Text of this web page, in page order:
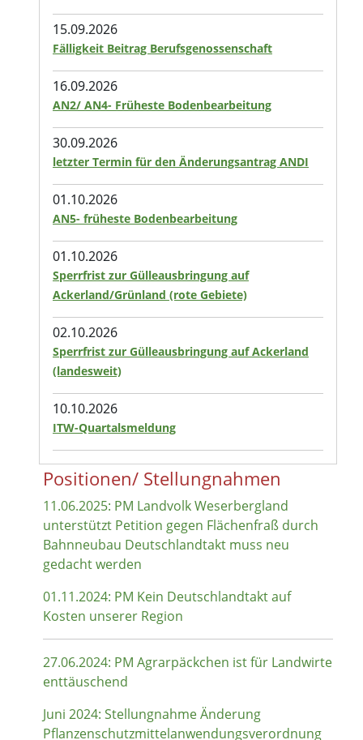
15.09.2026
Fälligkeit Beitrag Berufsgenossenschaft
16.09.2026
AN2/ AN4- Früheste Bodenbearbeitung
30.09.2026
letzter Termin für den Änderungsantrag ANDI
01.10.2026
AN5- früheste Bodenbearbeitung
01.10.2026
Sperrfrist zur Gülleausbringung auf
Ackerland/Grünland (rote Gebiete)
02.10.2026
Sperrfrist zur Gülleausbringung auf Ackerland
(landesweit)
10.10.2026
ITW-Quartalsmeldung
Positionen/ Stellungnahmen
11.06.2025: PM Landvolk Weserbergland
unterstützt Petition gegen Flächenfraß durch
Bahnneubau Deutschlandtakt muss neu
gedacht werden
01.11.2024: PM Kein Deutschlandtakt auf
Kosten unserer Region
27.06.2024: PM Agrarpäckchen ist für Landwirte
enttäuschend
Juni 2024: Stellungnahme Änderung
Pflanzenschutzmittelanwendungsverordnung